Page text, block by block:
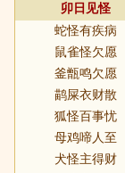
卯日见怪
蛇怪有疾病
鼠雀怪欠愿
釜甑鸣欠愿
鹋屎衣财散
狐怪百事忧
母鸡啼人至
犬怪主得财